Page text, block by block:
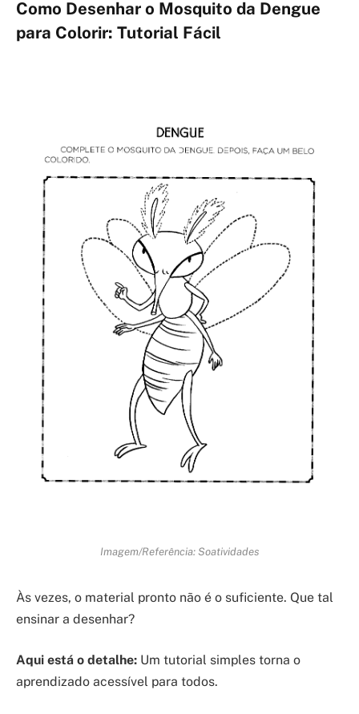
Como Desenhar o Mosquito da Dengue
para Colorir: Tutorial Fácil
Imagem/Referência: Soatividades
Às vezes, o material pronto não é o suficiente. Que tal
ensinar a desenhar?
Aqui está o detalhe: Um tutorial simples torna o
aprendizado acessível para todos.